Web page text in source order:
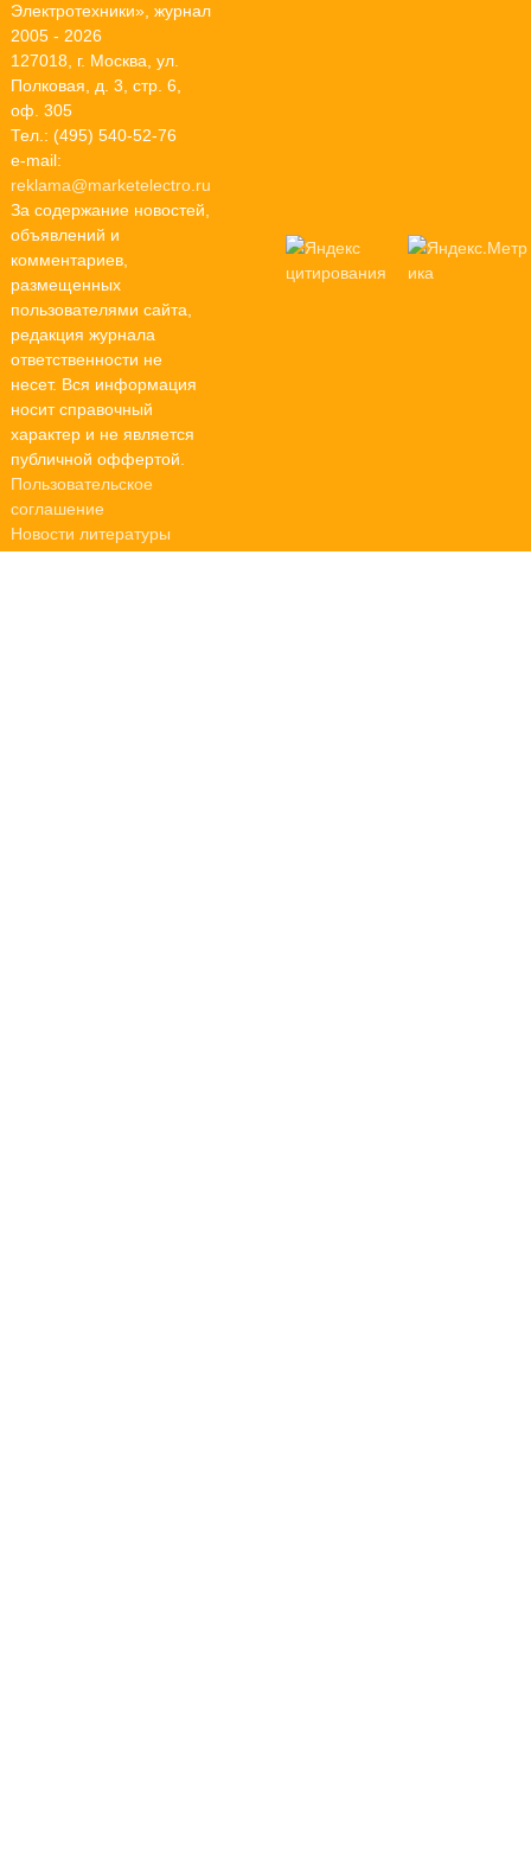
Электротехники», журнал
2005 - 2026
127018, г. Москва, ул.
Полковая, д. 3, стр. 6,
оф. 305
Тел.: (495) 540-52-76
e-mail:
reklama@marketelectro.ru
За содержание новостей,
объявлений и
комментариев,
размещенных
пользователями сайта,
редакция журнала
ответственности не
несет. Вся информация
носит справочный
характер и не является
публичной оффертой.
Пользовательское
соглашение
Новости литературы